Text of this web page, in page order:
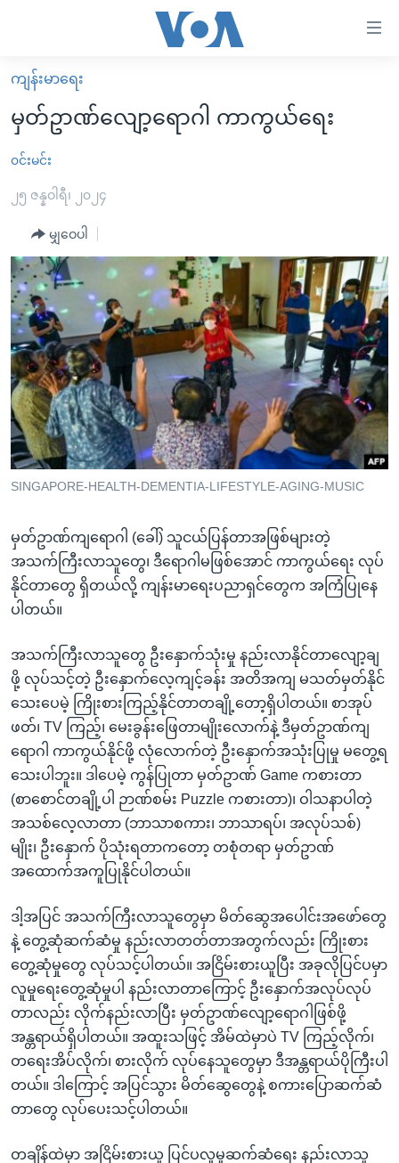
လွယ်ကူ
စေ
များ
အကြောင်းအရာ
သို့
ကျော်
ကြည့်
ရန်
ပင်မ
အ
ညွန်း
စာမျက်နှာ
ကြည့်
ရန်
ရှာဖွေ
ရန်
ကျော်
ရန်
မူလစာမျက်နှာ
မြန်မာ
ကမ္ဘာ့သတင်းများ
နိုင်ငံတကာ
တရုတ်
အစ္စရေး-ပါလက်စတိုင်း
ဗွီဒီယို
ရပ်ဝန်းတခု လမ်းတခု အလွန်
အင်္ဂလိပ်စာလေ့လာမယ်
အမေရိကန်သုံးအီဒီယံ
မကြေးမုံရဲ့ အင်္ဂလိပ်စာ
ရုပ်ရှင်ထဲက အင်္ဂလိပ်စာ
သုတပဒေသာ အင်္ဂလိပ်စာ
အပတ်စဉ်ကဏ္ဍများ
ရေဒီယို
တီဗွီ
ရေဒီယိုနှင့်ရုပ်သံ အချက်အလက်များ
ရေဒီယို/တီဗွီအစီအစဉ်
Learning English
ဘာသာစကားများ
ကျန်းမာရေး
မှတ်ဥာဏ်လျော့ရောဂါ ကာကွယ်ရေး
၀င်းမင်း
၂၅ ဇန္နဝါရီ၊ ၂၀၂၄
မျှဝေပါ
SINGAPORE-HEALTH-DEMENTIA-LIFESTYLE-AGING-MUSIC
မှတ်ဥာဏ်ကျရောဂါ (ခေါ်) သူငယ်ပြန်တာအဖြစ်များတဲ့
အသက်ကြီးလာသူတွေ၊ ဒီရောဂါမဖြစ်အောင် ကာကွယ်ရေး လုပ်
နိုင်တာတွေ ရှိတယ်လို့ ကျန်းမာရေးပညာရှင်တွေက အကြံပြုနေ
ပါတယ်။
အသက်ကြီးလာသူတွေ ဦးနှောက်သုံးမှု နည်းလာနိုင်တာလျော့ချ
ဖို့ လုပ်သင့်တဲ့ ဦးနှောက်လေ့ကျင့်ခန်း အတိအကျ မသတ်မှတ်နိုင်
သေးပေမဲ့ ကြိုးစားကြည့်နိုင်တာတချို့တော့ရှိပါတယ်။ စာအုပ်
ဖတ်၊ TV ကြည့်၊ မေးခွန်းဖြေတာမျိုးလောက်နဲ့ ဒီမှတ်ဥာဏ်ကျ
ရောဂါ ကာကွယ်နိုင်ဖို့ လုံလောက်တဲ့ ဦးနှောက်အသုံးပြုမှု မတွေ့ရ
သေးပါဘူး။ ဒါပေမဲ့ ကွန်ပြုတာ မှတ်ဥာဏ် Game ကစားတာ
(စာစောင်တချို့ပါ ဉာဏ်စမ်း Puzzle ကစားတာ)၊ ဝါသနာပါတဲ့
အသစ်လေ့လာတာ (ဘာသာစကား၊ ဘာသာရပ်၊ အလုပ်သစ်)
မျိုး၊ ဦးနှောက် ပိုသုံးရတာကတော့ တစုံတရာ မှတ်ဥာဏ်
အထောက်အကူပြုနိုင်ပါတယ်။
ဒါ့အပြင် အသက်ကြီးလာသူတွေမှာ မိတ်ဆွေအပေါင်းအဖော်တွေ
နဲ့ တွေ့ဆုံဆက်ဆံမှု နည်းလာတတ်တာအတွက်လည်း ကြိုးစား
တွေ့ဆုံမှုတွေ လုပ်သင့်ပါတယ်။ အငြိမ်းစားယူပြီး အခုလိုပြင်ပမှာ
လူမှုရေးတွေ့ဆုံမှုပါ နည်းလာတာကြောင့် ဦးနှောက်အလုပ်လုပ်
တာလည်း လိုက်နည်းလာပြီး မှတ်ဥာဏ်လျော့ရောဂါဖြစ်ဖို့
အန္တရာယ်ရှိပါတယ်။ အထူးသဖြင့် အိမ်ထဲမှာပဲ TV ကြည့်လိုက်၊
တရေးအိပ်လိုက်၊ စားလိုက် လုပ်နေသူတွေမှာ ဒီအန္တရာယ်ပိုကြီးပါ
တယ်။ ဒါကြောင့် အပြင်သွား မိတ်ဆွေတွေနဲ့ စကားပြောဆက်ဆံ
တာတွေ လုပ်ပေးသင့်ပါတယ်။
တချိန်ထဲမှာ အငြိမ်းစားယူ ပြင်ပလှုမှုဆက်ဆံရေး နည်းလာသူ